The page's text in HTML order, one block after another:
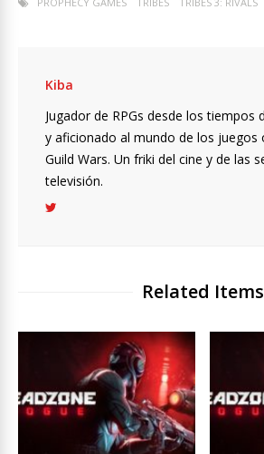
Kiba
Jugador de RPGs desde los tiempos
y aficionado al mundo de los juegos
Guild Wars. Un friki del cine y de las
televisión.
Related Items